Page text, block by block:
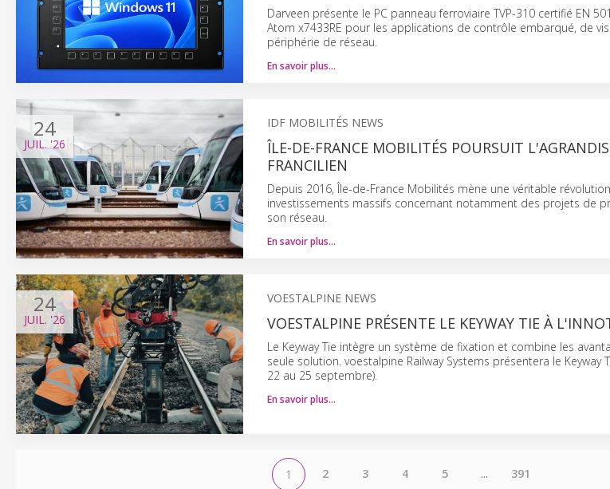
Darveen présente le PC panneau ferroviaire TVP-310 certifié EN
Atom x7433RE pour les applications de contrôle embarqué, de
périphérie de réseau.
En savoir plus…
24
JUIL.'26
IDF MOBILITÉS NEWS
ÎLE-DE-FRANCE MOBILITÉS POURSUIT
FRANCILIEN
Depuis 2016, Île-de-France Mobilités mène une véritable
investissements massifs concernant notamment des projets de
son réseau.
En savoir plus…
24
JUIL. '26
VOESTALPINE NEWS
VOESTALPINE PRÉSENTE LE KEYWAY TIE À
Le Keyway Tie intègre un système de fixation et combine les
seule solution. voestalpine Railway Systems présentera le Keyway
22 au 25 septembre).
En savoir plus…
1 2 3 4 5 ... 391